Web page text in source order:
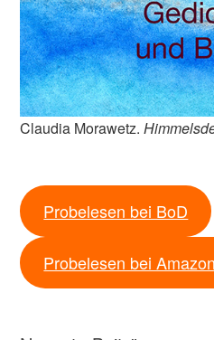
Claudia Morawetz.
Probelesen bei BoD
Probelesen bei Amazon